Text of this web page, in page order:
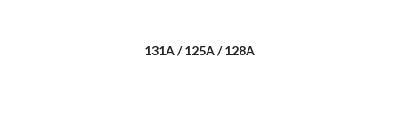
131A / 125A / 128A